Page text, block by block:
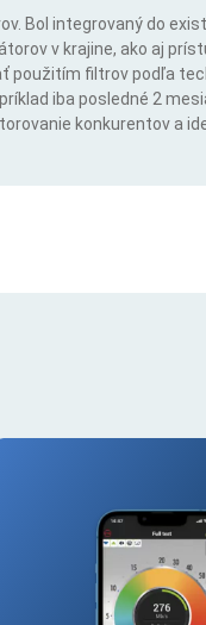
Bol integrovaný do
v krajine, ako aj
použitím filtrov podľa
iba posledné 2
konkurentov a